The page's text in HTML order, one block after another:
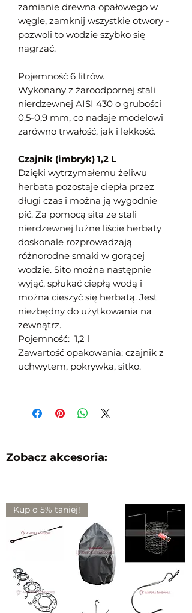
zamianie drewna opałowego w
węgle, zamknij wszystkie otwory -
pozwoli to wodzie szybko się
nagrzać.
Pojemność 6 litrów.
Wykonany z żaroodpornej stali
nierdzewnej AISI 430 o grubości
0,5-0,9 mm, co nadaje modelowi
zarówno trwałość, jak i lekkość.
Czajnik (imbryk) 1,2 L
Dzięki wytrzymałemu żeliwu
herbata pozostaje ciepła przez
długi czas i można ją wygodnie
pić. Za pomocą sita ze stali
nierdzewnej luźne liście herbaty
doskonale rozprowadzają
różnorodne smaki w gorącej
wodzie. Sito można następnie
wyjąć, spłukać ciepłą wodą i
można cieszyć się herbatą. Jest
niezbędny do użytkowania na
zewnątrz.
Pojemność: 1,2 l
Zawartość opakowania: czajnik z
uchwytem, pokrywka, sitko.
Zobacz akcesoria:
Kup o 5% taniej!